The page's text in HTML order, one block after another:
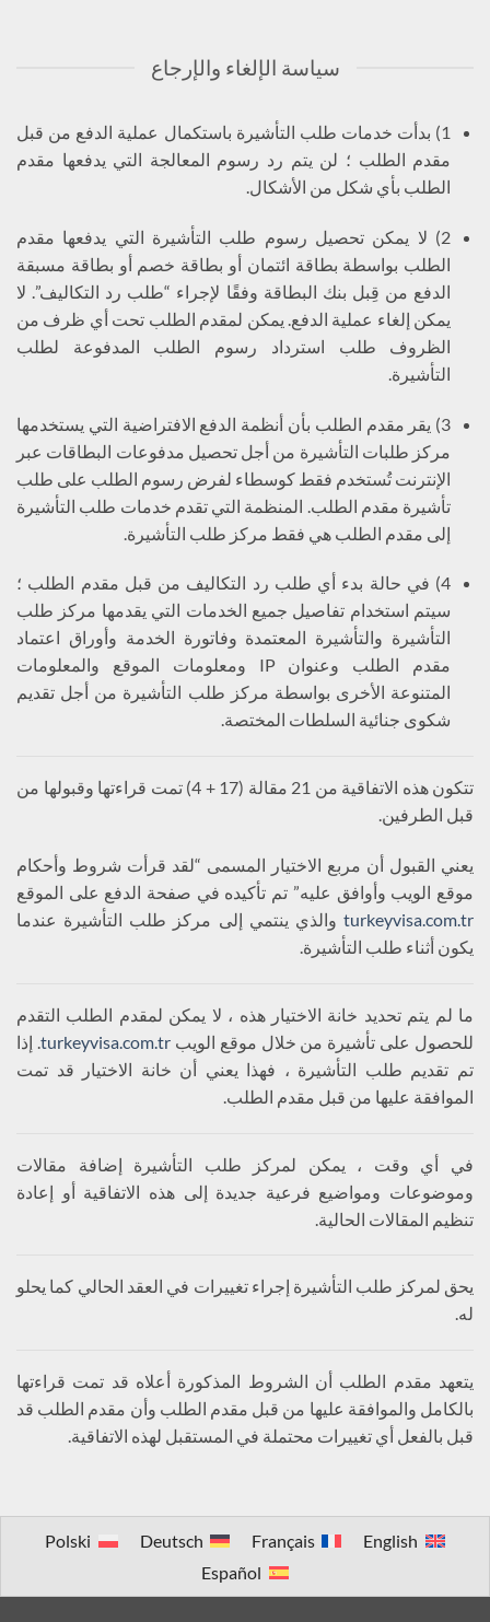
سياسة الإلغاء والإرجاع
1) بدأت خدمات طلب التأشيرة باستكمال عملية الدفع من قبل
مقدم الطلب ؛ لن يتم رد رسوم المعالجة التي يدفعها مقدم
الطلب بأي شكل من الأشكال.
2) لا يمكن تحصيل رسوم طلب التأشيرة التي يدفعها مقدم
الطلب بواسطة بطاقة ائتمان أو بطاقة خصم أو بطاقة مسبقة
الدفع من قِبل بنك البطاقة وفقًا لإجراء “طلب رد التكاليف”. لا
يمكن إلغاء عملية الدفع. يمكن لمقدم الطلب تحت أي ظرف من
الظروف طلب استرداد رسوم الطلب المدفوعة لطلب
التأشيرة.
3) يقر مقدم الطلب بأن أنظمة الدفع الافتراضية التي يستخدمها
مركز طلبات التأشيرة من أجل تحصيل مدفوعات البطاقات عبر
الإنترنت تُستخدم فقط كوسطاء لفرض رسوم الطلب على طلب
تأشيرة مقدم الطلب. المنظمة التي تقدم خدمات طلب التأشيرة
إلى مقدم الطلب هي فقط مركز طلب التأشيرة.
4) في حالة بدء أي طلب رد التكاليف من قبل مقدم الطلب ؛
سيتم استخدام تفاصيل جميع الخدمات التي يقدمها مركز طلب
التأشيرة والتأشيرة المعتمدة وفاتورة الخدمة وأوراق اعتماد
مقدم الطلب وعنوان IP ومعلومات الموقع والمعلومات
المتنوعة الأخرى بواسطة مركز طلب التأشيرة من أجل تقديم
شكوى جنائية السلطات المختصة.
تتكون هذه الاتفاقية من 21 مقالة (17 + 4) تمت قراءتها وقبولها من
قبل الطرفين.
يعني القبول أن مربع الاختيار المسمى “لقد قرأت شروط وأحكام
موقع الويب وأوافق عليه” تم تأكيده في صفحة الدفع على الموقع
turkeyvisa.com.tr والذي ينتمي إلى مركز طلب التأشيرة عندما
يكون أثناء طلب التأشيرة.
ما لم يتم تحديد خانة الاختيار هذه ، لا يمكن لمقدم الطلب التقدم
للحصول على تأشيرة من خلال موقع الويبturkeyvisa.com.tr . إذا
تم تقديم طلب التأشيرة ، فهذا يعني أن خانة الاختيار قد تمت
الموافقة عليها من قبل مقدم الطلب.
في أي وقت ، يمكن لمركز طلب التأشيرة إضافة مقالات
وموضوعات ومواضيع فرعية جديدة إلى هذه الاتفاقية أو إعادة
تنظيم المقالات الحالية.
يحق لمركز طلب التأشيرة إجراء تغييرات في العقد الحالي كما يحلو
له.
يتعهد مقدم الطلب أن الشروط المذكورة أعلاه قد تمت قراءتها
بالكامل والموافقة عليها من قبل مقدم الطلب وأن مقدم الطلب قد
قبل بالفعل أي تغييرات محتملة في المستقبل لهذه الاتفاقية.
English
Français
Deutsch
Polski
Español